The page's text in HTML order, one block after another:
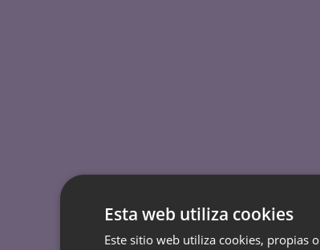
Esta web utiliza cookies
Este sitio web utiliza cookies, propias